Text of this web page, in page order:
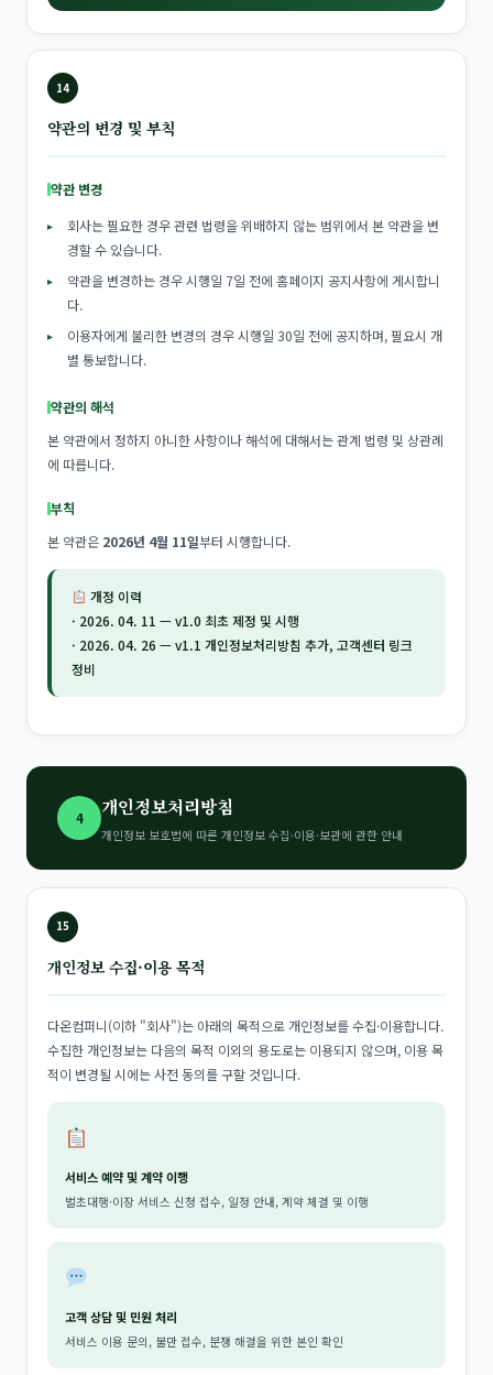
14
약관의 변경 및 부칙
약관 변경
회사는 필요한 경우 관련 법령을 위배하지 않는 범위에서 본 약관을 변
경할 수 있습니다.
약관을 변경하는 경우 시행일 7일 전에 홈페이지 공지사항에 게시합니
다.
이용자에게 불리한 변경의 경우 시행일 30일 전에 공지하며, 필요시 개
별 통보합니다.
약관의 해석
본 약관에서 정하지 아니한 사항이나 해석에 대해서는 관계 법령 및 상관례
에 따릅니다.
부칙
본 약관은 2026년 4월 11일부터 시행합니다.
개정 이력
· 2026. 04. 11 — v1.0 최초 제정 및 시행
· 2026. 04. 26 — v1.1 개인정보처리방침 추가, 고객센터 링크
정비
4 개인정보처리방침
개인정보 보호법에 따른 개인정보 수집·이용·보관에 관한 안내
15
개인정보 수집·이용 목적
다온컴퍼니(이하 "회사")는 아래의 목적으로 개인정보를 수집·이용합니다.
수집한 개인정보는 다음의 목적 이외의 용도로는 이용되지 않으며, 이용 목
적이 변경될 시에는 사전 동의를 구할 것입니다.
서비스 예약 및 계약 이행
벌초대행·이장 서비스 신청 접수, 일정 안내, 계약 체결 및 이행
고객 상담 및 민원 처리
서비스 이용 문의, 불만 접수, 분쟁 해결을 위한 본인 확인